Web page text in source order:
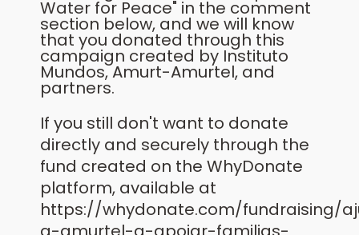
Water for Peace" in the comment
section below, and we will know
that you donated through this
campaign created by Instituto
Mundos, Amurt-Amurtel, and
partners.
If you still don't want to donate
directly and securely through the
fund created on the WhyDonate
platform, available at
https://whydonate.com/fundraising/